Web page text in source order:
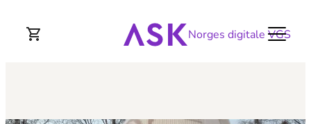
Norges digitale VGS